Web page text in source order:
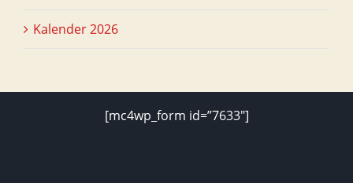
Kalender 2026
[mc4wp_form id=”7633″]